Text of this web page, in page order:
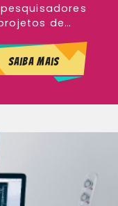
Saiba mais